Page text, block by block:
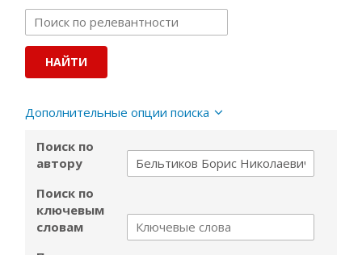
Дополнительные опции поиска
Поиск по
автору
Поиск по
ключевым
словам